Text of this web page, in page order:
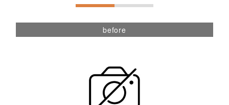
before